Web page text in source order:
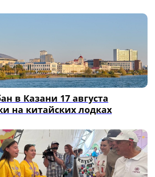
в Казани 17 августа
на китайских лодках